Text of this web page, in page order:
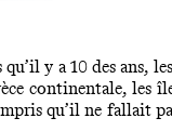
y a 10 des ans,
continentale, les
qu’il ne fallait